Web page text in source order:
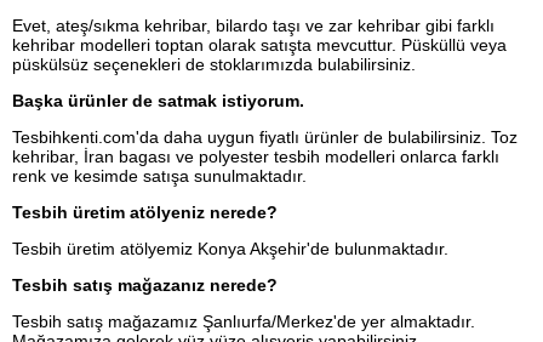
Evet, ateş/sıkma kehribar, bilardo taşı ve zar kehribar gibi farklı
kehribar modelleri toptan olarak satışta mevcuttur. Püsküllü veya
püskülsüz seçenekleri de stoklarımızda bulabilirsiniz.
Başka ürünler de satmak istiyorum.
Tesbihkenti.com'da daha uygun fiyatlı ürünler de bulabilirsiniz. Toz
kehribar, İran bagası ve polyester tesbih modelleri onlarca farklı
renk ve kesimde satışa sunulmaktadır.
Tesbih üretim atölyeniz nerede?
Tesbih üretim atölyemiz Konya Akşehir'de bulunmaktadır.
Tesbih satış mağazanız nerede?
Tesbih satış mağazamız Şanlıurfa/Merkez'de yer almaktadır.